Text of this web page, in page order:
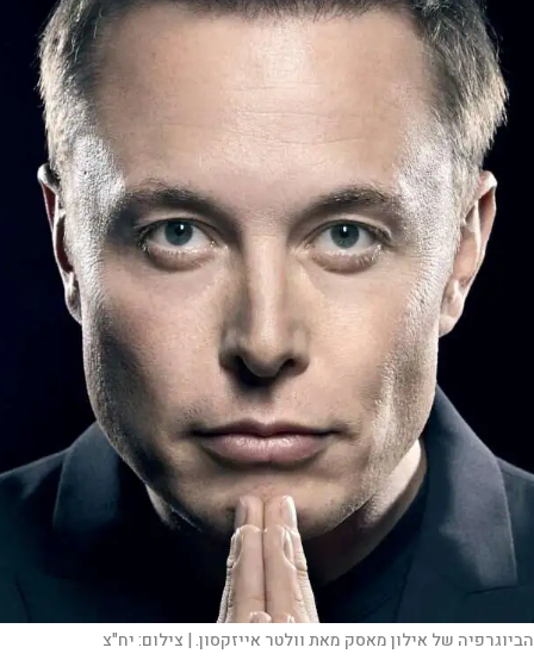
הביוגרפיה של אילון מאסק מאת וולטר אייזקסון. | צילום:יח"צ